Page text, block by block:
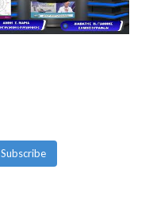
Subscribe